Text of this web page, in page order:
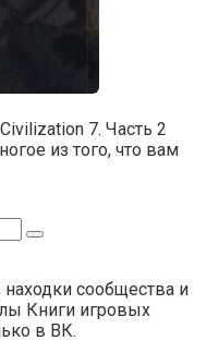
7. Часть 2
из того, что вам
сообщества и
Книги игровых
в ВК.